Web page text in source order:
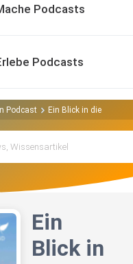
Podcasts
Podcasts
Podcast Ein Blick in die
Ein
Blick in